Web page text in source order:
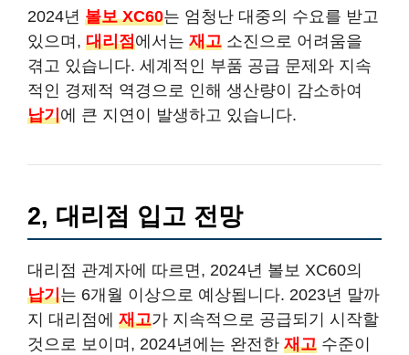
2024년 볼보 XC60는 엄청난 대중의 수요를 받고
있으며, 대리점에서는 재고 소진으로 어려움을
겪고 있습니다. 세계적인 부품 공급 문제와 지속
적인 경제적 역경으로 인해 생산량이 감소하여
납기에 큰 지연이 발생하고 있습니다.
2, 대리점 입고 전망
대리점 관계자에 따르면, 2024년 볼보 XC60의
납기는 6개월 이상으로 예상됩니다. 2023년 말까
지 대리점에 재고가 지속적으로 공급되기 시작할
것으로 보이며, 2024년에는 완전한 재고 수준이